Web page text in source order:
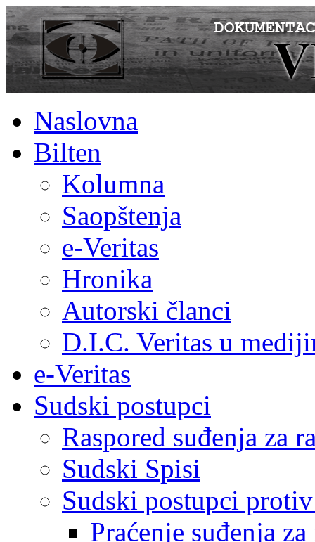
Naslovna
Bilten
Kolumna
Saopštenja
e-Veritas
Hronika
Autorski članci
D.I.C. Veritas u
e-Veritas
Sudski postupci
Raspored suđenja za
Sudski Spisi
Sudski postupci
Praćenje suđenja